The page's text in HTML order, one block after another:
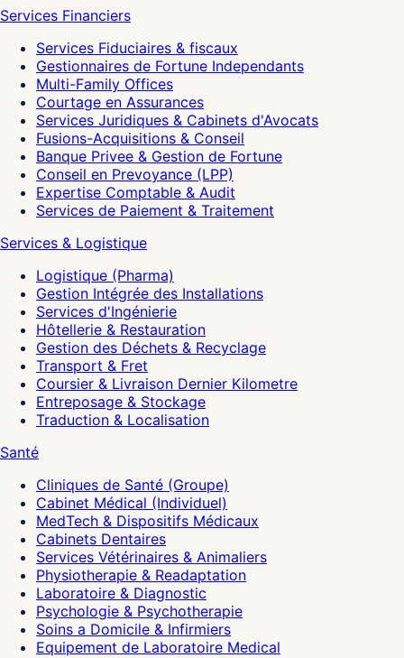
Services Financiers
Services Fiduciaires & fiscaux
Gestionnaires de Fortune Independants
Multi-Family Offices
Courtage en Assurances
Services Juridiques & Cabinets d'Avocats
Fusions-Acquisitions & Conseil
Banque Privee & Gestion de Fortune
Conseil en Prevoyance (LPP)
Expertise Comptable & Audit
Services de Paiement & Traitement
Services & Logistique
Logistique (Pharma)
Gestion Intégrée des Installations
Services d'Ingénierie
Hôtellerie & Restauration
Gestion des Déchets & Recyclage
Transport & Fret
Coursier & Livraison Dernier Kilometre
Entreposage & Stockage
Traduction & Localisation
Santé
Cliniques de Santé (Groupe)
Cabinet Médical (Individuel)
MedTech & Dispositifs Médicaux
Cabinets Dentaires
Services Vétérinaires & Animaliers
Physiotherapie & Readaptation
Laboratoire & Diagnostic
Psychologie & Psychotherapie
Soins a Domicile & Infirmiers
Equipement de Laboratoire Medical